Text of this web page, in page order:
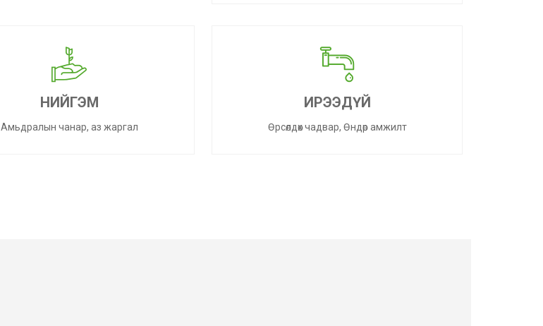
НИЙГЭМ
Амьдралын чанар, аз жаргал
ИРЭЭДҮЙ
Өрсөлдөх чадвар, Өндөр амжилт